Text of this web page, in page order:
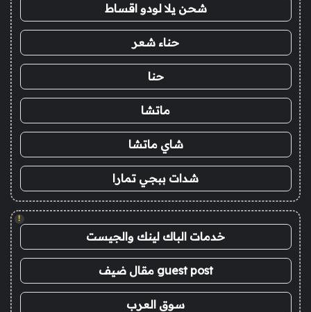
شحن يلا لودو اقساط
حناء شعر
حنا
ماتشا
شاي ماتشا
شدات ببجي تمارا
!
خدمات الباك لينك والجيست
guest post مقال ضيف
سوق العرب